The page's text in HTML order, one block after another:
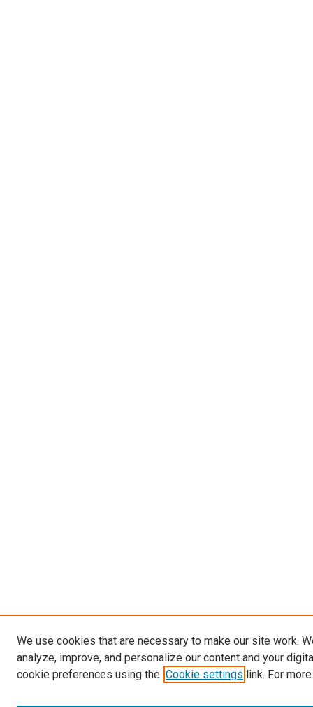
We use cookies that are necessary to make our site work.
analyze, improve, and personalize our content and your
cookie preferences using the Cookie settings link. For